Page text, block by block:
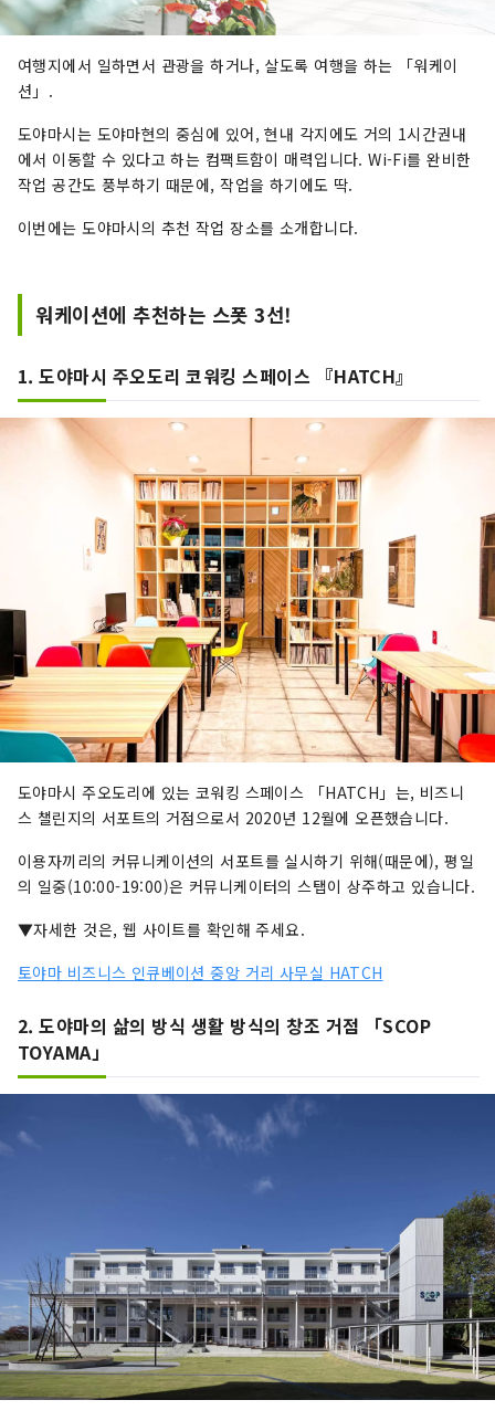
여행지에서 일하면서 관광을 하거나, 살도록 여행을 하는 「워케이
션」.
도야마시는 도야마현의 중심에 있어, 현내 각지에도 거의 1시간권내
에서 이동할 수 있다고 하는 컴팩트함이 매력입니다. Wi-Fi를 완비한
작업 공간도 풍부하기 때문에, 작업을 하기에도 딱.
이번에는 도야마시의 추천 작업 장소를 소개합니다.
워케이션에 추천하는 스폿 3선!
1. 도야마시 주오도리 코워킹 스페이스 『HATCH』
도야마시 주오도리에 있는 코워킹 스페이스 「HATCH」는, 비즈니
스 챌린지의 서포트의 거점으로서 2020년 12월에 오픈했습니다.
이용자끼리의 커뮤니케이션의 서포트를 실시하기 위해(때문에), 평일
의 일중(10:00-19:00)은 커뮤니케이터의 스탭이 상주하고 있습니다.
▼자세한 것은, 웹 사이트를 확인해 주세요.
토야마 비즈니스 인큐베이션 중앙 거리 사무실 HATCH
2. 도야마의 삶의 방식 생활 방식의 창조 거점 「SCOP
TOYAMA」